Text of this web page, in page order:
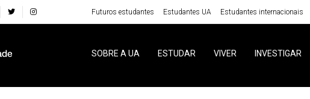
Futuros estudantes Estudantes UA Estudantes internacionais
SOBRE A UA ESTUDAR VIVER INVESTIGAR